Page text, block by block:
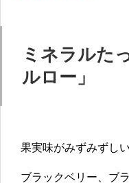
ミネラルた
ルロー」
果実味がみずみずし
ブラックベリー、ブ